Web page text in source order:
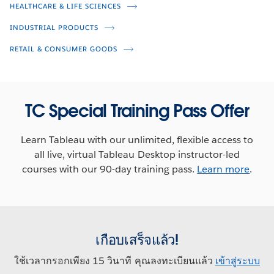
Siemens Journey to Advanced
Analytics and Self-Service
HEALTHCARE & LIFE SCIENCES
INDUSTRIAL PRODUCTS
RETAIL & CONSUMER GOODS
TC Special Training Pass Offer
Learn Tableau with our unlimited, flexible access to
all live, virtual Tableau Desktop instructor-led
courses with our 90-day training pass. Learn more.
เกือบเสร็จแล้ว!
ใช้เวลากรอกเพียง 15 วินาที คุณลงทะเบียนแล้ว เข้าสู่ระบบ